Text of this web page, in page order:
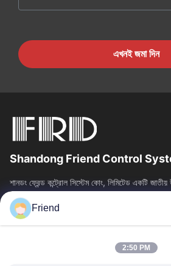
এখনই জমা দিন
Shandong Friend Control
শানডং ফ্রেন্ড কন্ট্রোল সিস্টেম কোং, লিমিটেড একটি
ইন্সট্রুমেন্টেশন R&D, উত্পাদন এবং শিল্প নিয়ন্ত্রণ...
দ্রুত লিঙ্ক
আমাদের
Friend
2:50 PM